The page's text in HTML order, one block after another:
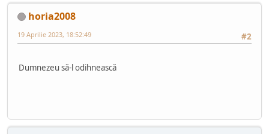
horia2008
#2
19 Aprilie 2023, 18:52:49
Dumnezeu să-l odihnească